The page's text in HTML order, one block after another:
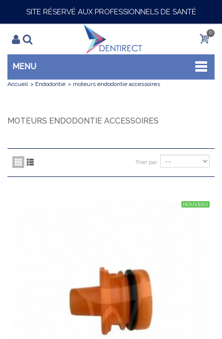
SITE RÉSERVÉ AUX PROFESSIONNELS DE SANTÉ
0
MENU
Accueil > Endodontie > moteurs endodontie accessoires
MOTEURS ENDODONTIE ACCESSOIRES
Trier par
NOUVEAU